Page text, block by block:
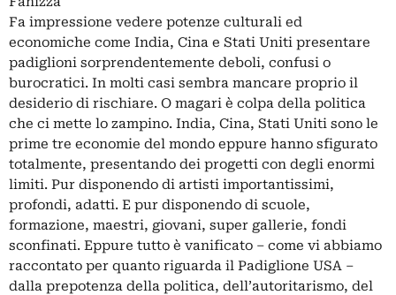
Fa impressione vedere potenze culturali ed
economiche come India, Cina e Stati Uniti presentare
padiglioni sorprendentemente deboli, confusi o
burocratici. In molti casi sembra mancare proprio il
desiderio di rischiare. O magari è colpa della politica
che ci mette lo zampino. India, Cina, Stati Uniti sono le
prime tre economie del mondo eppure hanno sfigurato
totalmente, presentando dei progetti con degli enormi
limiti. Pur disponendo di artisti importantissimi,
profondi, adatti. E pur disponendo di scuole,
formazione, maestri, giovani, super gallerie, fondi
sconfinati. Eppure tutto è vanificato – come vi abbiamo
raccontato per quanto riguarda il Padiglione USA –
dalla prepotenza della politica, dell’autoritarismo, del